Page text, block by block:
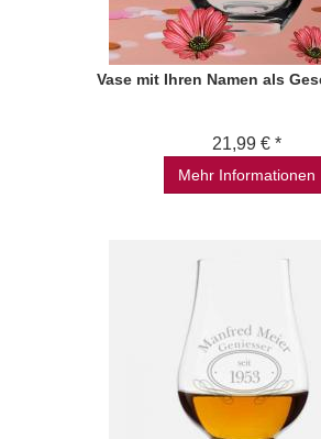
Vase mit Ihren Namen als
21,99 € *
Mehr Informationen